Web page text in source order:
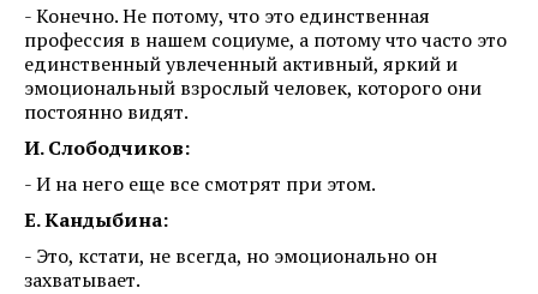
- Конечно. Не потому, что это единственная
профессия в нашем социуме, а потому что часто это
единственный увлеченный активный, яркий и
эмоциональный взрослый человек, которого они
постоянно видят.
И. Слободчиков:
- И на него еще все смотрят при этом.
Е. Кандыбина:
- Это, кстати, не всегда, но эмоционально он
захватывает.